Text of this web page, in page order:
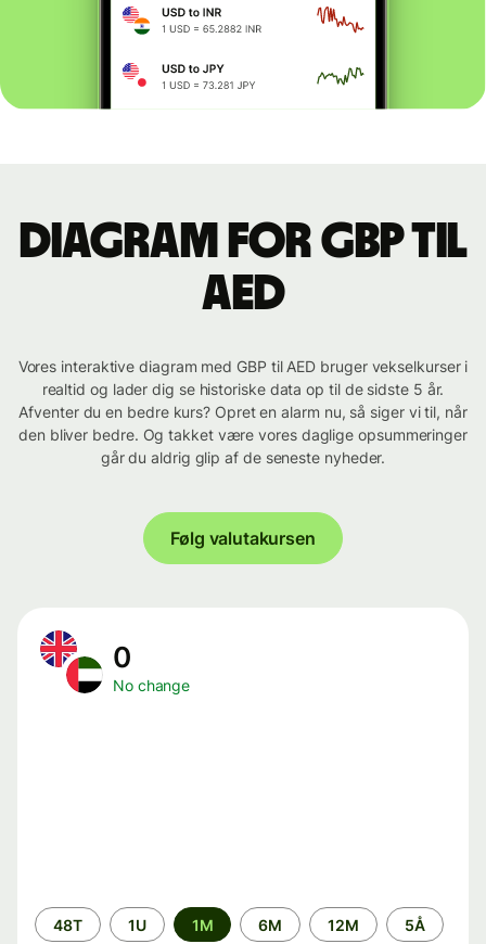
Diagram for GBP til
AED
Vores interaktive diagram med GBP til AED bruger vekselkurser i
realtid og lader dig se historiske data op til de sidste 5 år.
Afventer du en bedre kurs? Opret en alarm nu, så siger vi til, når
den bliver bedre. Og takket være vores daglige opsummeringer
går du aldrig glip af de seneste nyheder.
Følg valutakursen
0
No change
Time
period
48T 1U 1M 6M 12M 5Å